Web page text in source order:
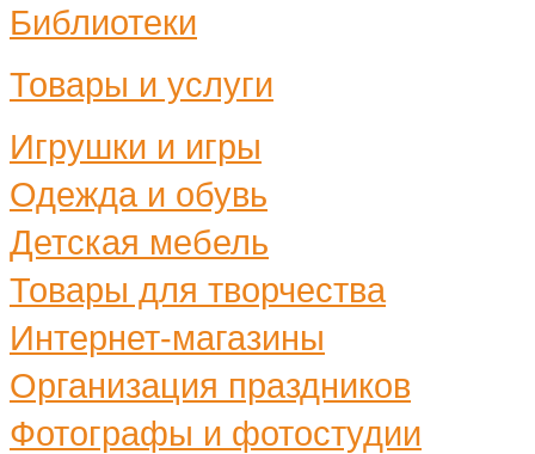
Библиотеки
Товары и услуги
Игрушки и игры
Одежда и обувь
Детская мебель
Товары для творчества
Интернет-магазины
Организация праздников
Фотографы и фотостудии